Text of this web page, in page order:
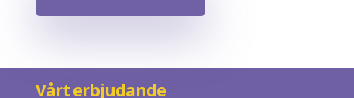
Vårt erbjudande